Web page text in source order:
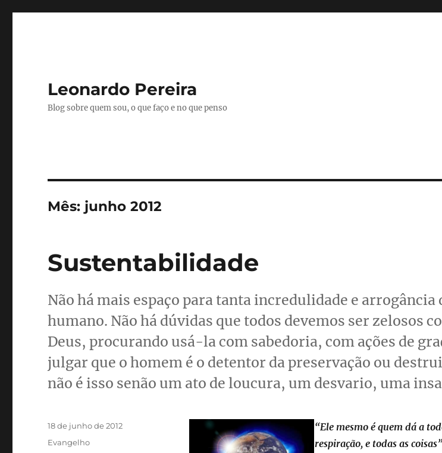
Leonardo Pereira
Blog sobre quem sou, o que faço e no que penso
Mês: junho 2012
Sustentabilidade
Não há mais espaço para tanta incredulidade e arrogância
humano. Não há dúvidas que todos devemos ser zelosos
Deus, procurando usá-la com sabedoria, com ações de
julgar que o homem é o detentor da preservação ou
não é isso senão um ato de loucura, um desvario, uma
“Ele mesmo é quem dá a
respiração, e todas as
Publicado
18 de junho de 2012
Categorias
Evangelho